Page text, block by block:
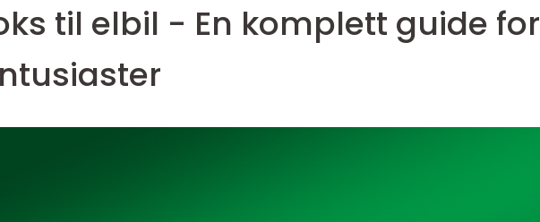
til elbil - En komplett guide for